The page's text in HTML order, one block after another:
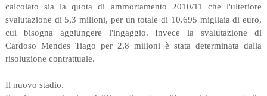
calcolato sia la quota di ammortamento 2010/11 che l'ulteriore
svalutazione di 5,3 milioni, per un totale di 10.695 migliaia di euro,
cui bisogna aggiungere l'ingaggio. Invece la svalutazione di
Cardoso Mendes Tiago per 2,8 milioni è stata determinata dalla
risoluzione contrattuale.
Il nuovo stadio.